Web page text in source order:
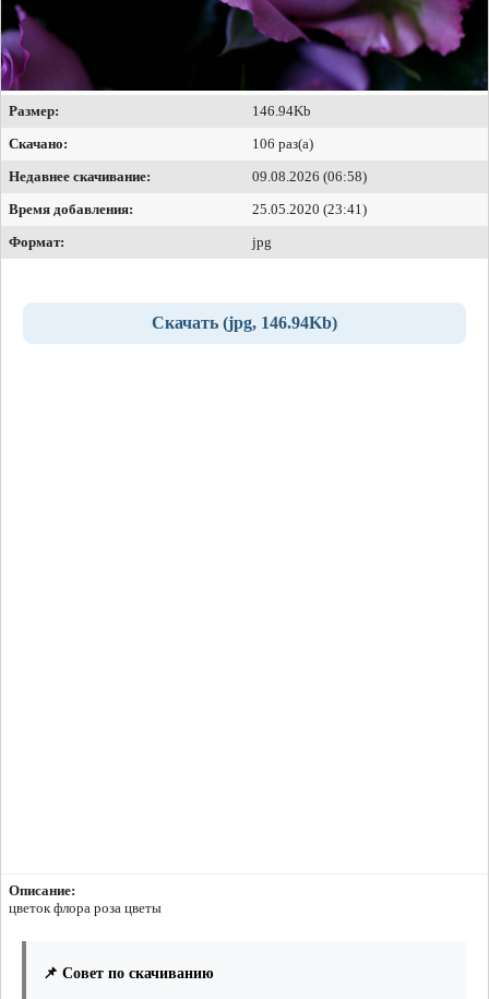
Размер:
146.94Kb
Скачано:
106 раз(а)
Недавнее скачивание:
09.08.2026 (06:58)
Время добавления:
25.05.2020 (23:41)
Формат:
jpg
Скачать (jpg, 146.94Kb)
Описание:
цветок флора роза цветы
📌 Совет по скачиванию